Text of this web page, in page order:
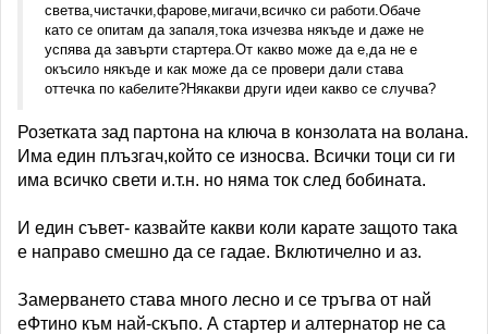
светва,чистачки,фарове,мигачи,всичко си работи.Обаче
като се опитам да запаля,тока изчезва някъде и даже не
успява да завърти стартера.От какво може да е,да не е
окъсило някъде и как може да се провери дали става
оттечка по кабелите?Някакви други идеи какво се случва?
Розетката зад партона на ключа в конзолата на волана.
Има един плъзгач,който се износва. Всички тоци си ги
има всичко свети и.т.н. но няма ток след бобината.
И един съвет- казвайте какви коли карате защото така
е направо смешно да се гадае. Вклютичелно и аз.
Замерването става много лесно и се тръгва от най
еФтино към най-скъпо. А стартер и алтернатор не са